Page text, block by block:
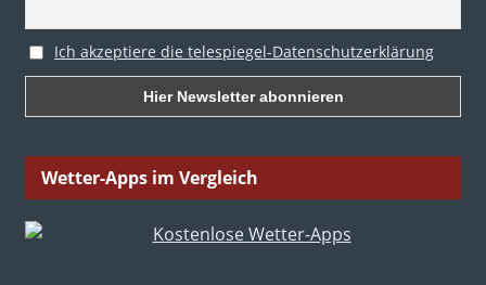
Ich akzeptiere die telespiegel-Datenschutzerklärung
Wetter-Apps im Vergleich